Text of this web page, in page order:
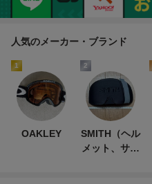
人気のメーカー・ブランド
1
OAKLEY
2
SMITH（ヘル
メット、サン